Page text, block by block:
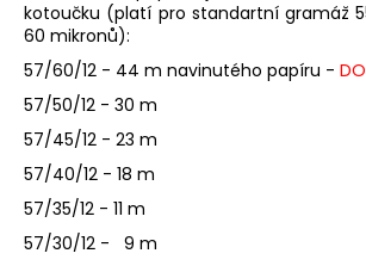
kotoučku (platí pro standartní gramáž
60 mikronů):
57/60/12 - 44 m navinutého papíru -
57/50/12 - 30 m
57/45/12 - 23 m
57/40/12 - 18 m
57/35/12 - 11 m
57/30/12 - 9 m
D
o
p
o
r
u
č
u
j
e